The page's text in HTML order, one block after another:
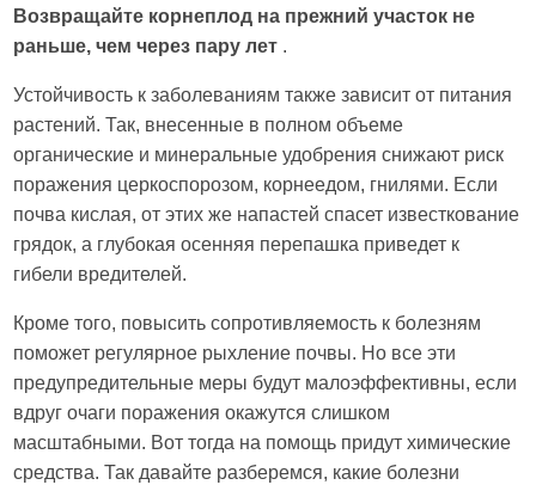
Возвращайте корнеплод на прежний участок не
раньше, чем через пару лет .
Устойчивость к заболеваниям также зависит от питания
растений. Так, внесенные в полном объеме
органические и минеральные удобрения снижают риск
поражения церкоспорозом, корнеедом, гнилями. Если
почва кислая, от этих же напастей спасет известкование
грядок, а глубокая осенняя перепашка приведет к
гибели вредителей.
Кроме того, повысить сопротивляемость к болезням
поможет регулярное рыхление почвы. Но все эти
предупредительные меры будут малоэффективны, если
вдруг очаги поражения окажутся слишком
масштабными. Вот тогда на помощь придут химические
средства. Так давайте разберемся, какие болезни